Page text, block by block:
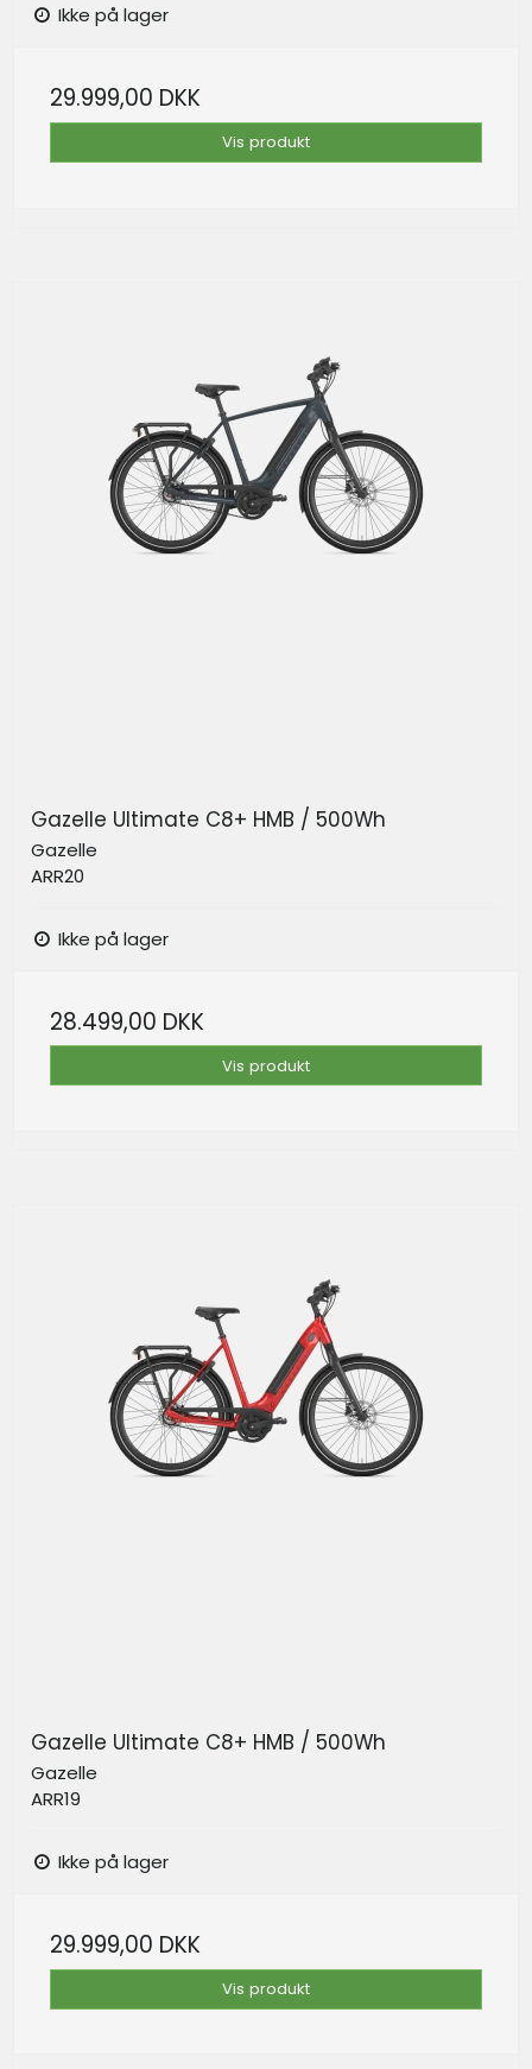
Ikke på lager
29.999,00 DKK
Vis produkt
Gazelle Ultimate C8+ HMB / 500Wh
Gazelle
ARR20
Ikke på lager
28.499,00 DKK
Vis produkt
Gazelle Ultimate C8+ HMB / 500Wh
Gazelle
ARR19
Ikke på lager
29.999,00 DKK
Vis produkt